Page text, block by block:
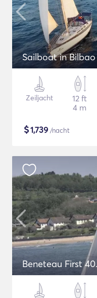
Sailboat in Bilbao
Zeiljacht
12 ft
4 m
$1,739 /nacht
Beneteau First